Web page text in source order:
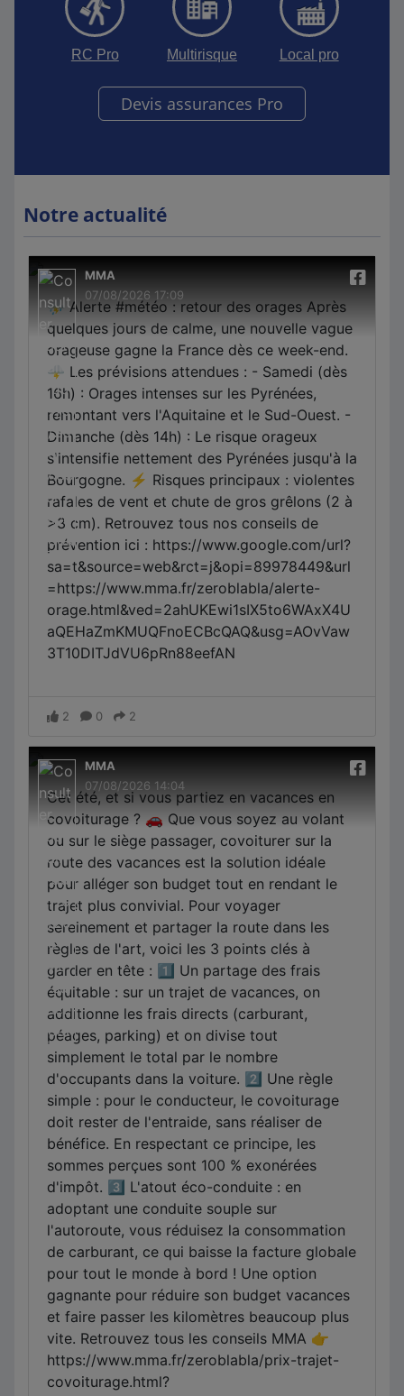
RC Pro Multirisque Local pro
Devis assurances Pro
Notre actualité